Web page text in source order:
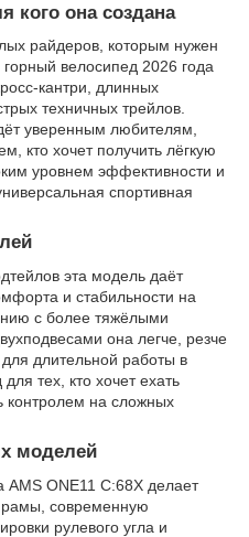
кого она создана
райдеров, которым нужен
велосипед 2026 года
кантри, длинных
техничных трейлов.
уверенным любителям,
кто хочет получить лёгкую
уровнем эффективности и
спортивная
эта модель даёт
и стабильности на
с более тяжёлыми
она легче, резче
длительной работы в
тех, кто хочет ехать
контролем на сложных
моделей
ONE11 C:68X делает
современную
рулевого угла и